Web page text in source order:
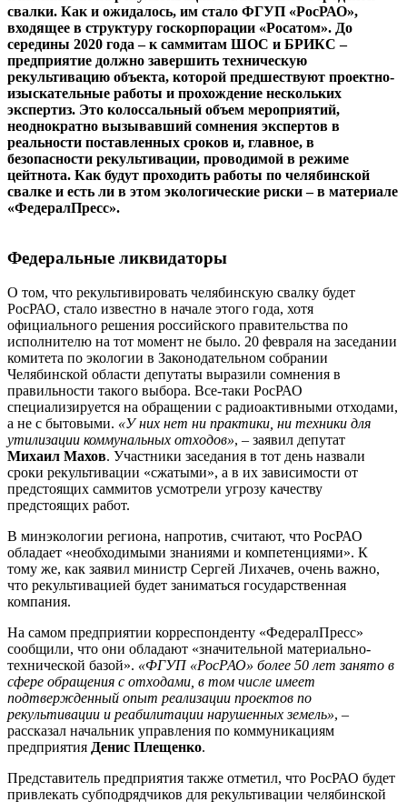
свалки. Как и ожидалось, им стало ФГУП «РосРАО»,
входящее в структуру госкорпорации «Росатом». До
середины 2020 года – к саммитам ШОС и БРИКС –
предприятие должно завершить техническую
рекультивацию объекта, которой предшествуют проектно-
изыскательные работы и прохождение нескольких
экспертиз. Это колоссальный объем мероприятий,
неоднократно вызывавший сомнения экспертов в
реальности поставленных сроков и, главное, в
безопасности рекультивации, проводимой в режиме
цейтнота. Как будут проходить работы по челябинской
свалке и есть ли в этом экологические риски – в материале
«ФедералПресс».
Федеральные ликвидаторы
О том, что рекультивировать челябинскую свалку будет
РосРАО, стало известно в начале этого года, хотя
официального решения российского правительства по
исполнителю на тот момент не было. 20 февраля на заседании
комитета по экологии в Законодательном собрании
Челябинской области депутаты выразили сомнения в
правильности такого выбора. Все-таки РосРАО
специализируется на обращении с радиоактивными отходами,
а не с бытовыми. «У них нет ни практики, ни техники для
утилизации коммунальных отходов», – заявил депутат
Михаил Махов. Участники заседания в тот день назвали
сроки рекультивации «сжатыми», а в их зависимости от
предстоящих саммитов усмотрели угрозу качеству
предстоящих работ.
В минэкологии региона, напротив, считают, что РосРАО
обладает «необходимыми знаниями и компетенциями». К
тому же, как заявил министр Сергей Лихачев, очень важно,
что рекультивацией будет заниматься государственная
компания.
На самом предприятии корреспонденту «ФедералПресс»
сообщили, что они обладают «значительной материально-
технической базой». «ФГУП «РосРАО» более 50 лет занято в
сфере обращения с отходами, в том числе имеет
подтвержденный опыт реализации проектов по
рекультивации и реабилитации нарушенных земель», –
рассказал начальник управления по коммуникациям
предприятия Денис Плещенко.
Представитель предприятия также отметил, что РосРАО будет
привлекать субподрядчиков для рекультивации челябинской